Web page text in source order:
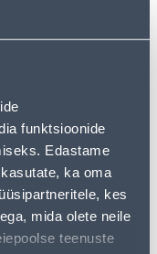
funktsioonide
Edastame
ka oma
kes
mida olete neile
teenuste
250V VALGE
SANG COMMEL